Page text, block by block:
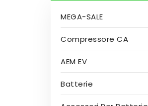
MEGA-SALE
Compressore CA
AEM EV
Batterie